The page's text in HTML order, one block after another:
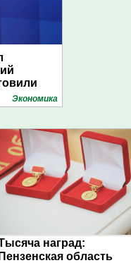
Экономика
наград:
Пензенская область